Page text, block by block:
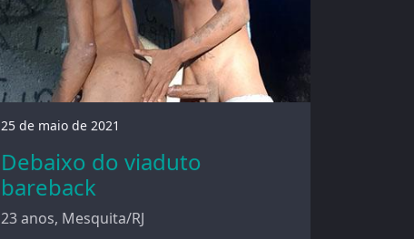
25 de maio de 2021
Debaixo do viaduto
bareback
23 anos, Mesquita/RJ